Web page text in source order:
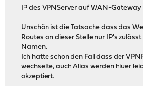
IP des VPNServer auf WAN-Gateway
Unschön ist die Tatsache dass das
Routes an dieser Stelle nur IP's
Namen.
Ich hatte schon den Fall dass der
wechselte, auch Alias werden hiuer
akzeptiert.